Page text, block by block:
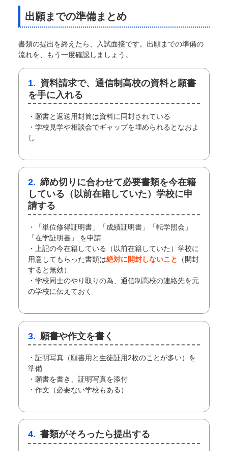
出願までの準備まとめ
書類の提出を終えたら、入試面接です。出願までの準備の
流れを、もう一度確認しましょう。
1. 資料請求で、通信制高校の資料と願書
を手に入れる
・願書と返送用封筒は資料に同封されている
・学校見学や相談会でギャップを埋められるとなおよ
し
2. 締め切りに合わせて必要書類を今在籍
している（以前在籍していた）学校に申
請する
・「単位修得証明書」「成績証明書」「転学照会」
「在学証明書」 を申請
・上記の今在籍している（以前在籍していた）学校に
用意してもらった書類は絶対に開封しないこと
（開封
すると無効）
・学校同士のやり取りの為、通信制高校の連絡先を元
の学校に伝えておく
3. 願書や作文を書く
・証明写真（願書用と生徒証用2枚のことが多い）を
準備
・願書を書き、証明写真を添付
・作文（必要ない学校もある）
4. 書類がそろったら提出する